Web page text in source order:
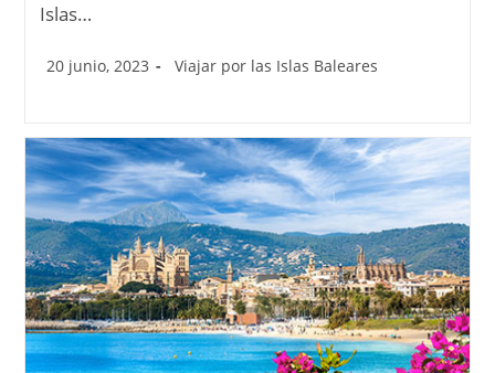
Islas…
20 junio, 2023 Viajar por las Islas Baleares